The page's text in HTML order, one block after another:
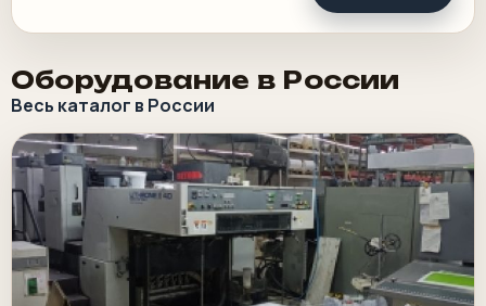
Оборудование в России
Весь каталог в России